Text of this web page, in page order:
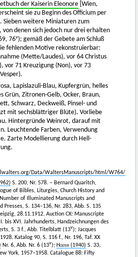
der Kaiserin Eleonore [Wien,
erscheint sie zu Beginn des Officium per
Sieben weitere Miniaturen zum
, von denen sich jedoch nur drei erhalten
76v); gemäß der Gebete am Schluß
fehlenden Motive rekonstruierbar:
(Mette/Laudes), vor 64 Christus
vor 71 Kreuzigung (Non), vor 73
Lapislazuli-Blau, Kupfergrün, helles
Grün, Zitronen-Gelb, Ocker, Braun,
Schwarz, Deckweiß, Pinsel- und
mit sechsblättriger Blüte). Vorliebe
Hintergründe Weinrot, darauf mit
Leuchtende Farben, Verwendung
Zarte Modellierung durch Hell-
Data/WaltersManuscripts/html/W764/
S. 200, Nr. 578. – Bernard Quaritch,
of Bibles, Liturgies, Church History and
of Illuminated Manuscripts and
Presses, S. 134–136, Nr. 283, Abb. S. 135
28.11.1912. Auction CX: Manuscripte
bis XVI. Jahrhunderts, Handzeichnungen des
S. 3 f., Abb. Titelblatt (13v); Jacques
Katalog 90, S. 116 f., Nr. 196, Taf. XX
Nr. 6, Abb. Nr. 6 (13v); Holter (1940) S. 33,
York, 1957–1958. Catalogue 88: Fifty